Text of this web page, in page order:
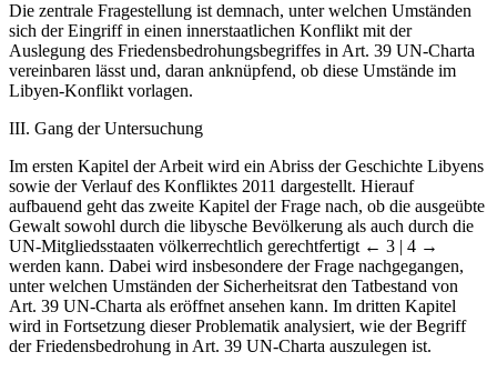
sich der Eingriff in einen innerstaatlichen Konflikt mit der
Auslegung des Friedensbedrohungsbegriffes in Art. 39 UN-Charta
vereinbaren lässt und, daran anknüpfend, ob diese Umstände im
Libyen-Konflikt vorlagen.
sowie der Verlauf des Konfliktes 2011 dargestellt. Hierauf
aufbauend geht das zweite Kapitel der Frage nach, ob die ausgeübte
Gewalt sowohl durch die libysche Bevölkerung als auch durch die
UN-Mitgliedsstaaten völkerrechtlich gerechtfertigt← 3 | 4 →
werden kann. Dabei wird insbesondere der Frage nachgegangen,
unter welchen Umständen der Sicherheitsrat den Tatbestand von
Art. 39 UN-Charta als eröffnet ansehen kann. Im dritten Kapitel
wird in Fortsetzung dieser Problematik analysiert, wie der Begriff
der Friedensbedrohung in Art. 39 UN-Charta auszulegen ist.